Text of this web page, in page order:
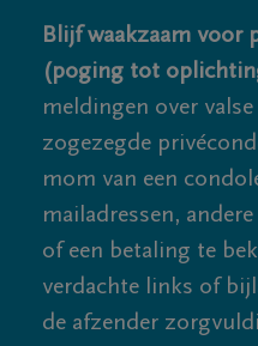
Blijf waakzaam voor
(poging tot
meldingen over
zogezegde
mom van een
mailadressen,
of een betaling te
verdachte links of
de afzender